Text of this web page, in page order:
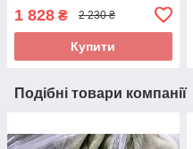
1 828 ₴ 2 230 ₴
Купити
Подібні товари компанії